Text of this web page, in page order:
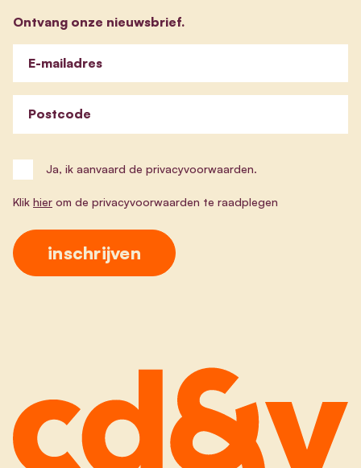
Ontvang onze nieuwsbrief.
E-mailadres
Postcode
Ja, ik aanvaard de privacyvoorwaarden.
Klik hier om de privacyvoorwaarden te raadplegen